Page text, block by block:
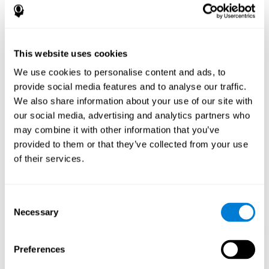
This website uses cookies
We use cookies to personalise content and ads, to
provide social media features and to analyse our traffic.
We also share information about your use of our site with
our social media, advertising and analytics partners who
may combine it with other information that you’ve
provided to them or that they’ve collected from your use
of their services.
Selection
Necessary
Preferences
Eşleştir gibi oyunlar oynamak! CogniFit tarafından belirli bir nöral
aktivasyon modelini uyarır. Bu kalıbı tutarlı bir şekilde tekrarlamak
olur. Bu becerileri sürekli olarak uyarmak, yeni sinapslar
oluşturmaya, nöral devreleri yeniden düzenlemeye ve bilişsel
işlevleri iyileştirmeye yardımcı olabilir.
1. HAFTA 2. HAFTA 3. HAFTA
3 hafta sonra sinir ağlarının oryantatif grafik projeksiyonu.